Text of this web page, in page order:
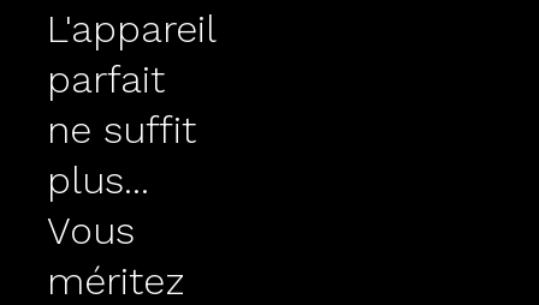
L'appareil
parfait
ne suffit
plus...
Vous
méritez